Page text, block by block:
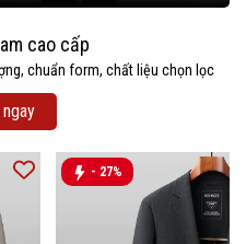
cao cấp
chuẩn form, chất liệu chọn lọc
- 27%